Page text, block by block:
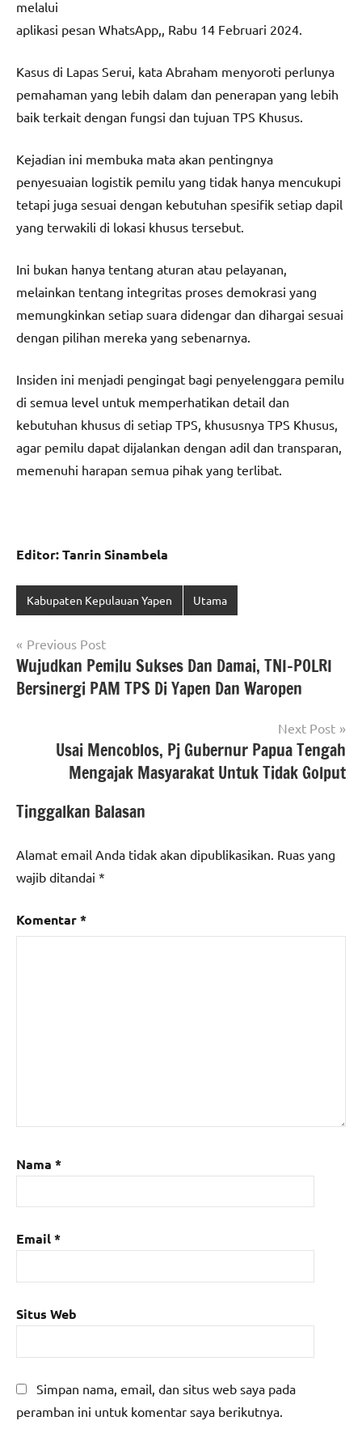
melalui
aplikasi pesan WhatsApp,, Rabu 14 Februari 2024.
Kasus di Lapas Serui, kata Abraham menyoroti perlunya
pemahaman yang lebih dalam dan penerapan yang lebih
baik terkait dengan fungsi dan tujuan TPS Khusus.
Kejadian ini membuka mata akan pentingnya
penyesuaian logistik pemilu yang tidak hanya mencukupi
tetapi juga sesuai dengan kebutuhan spesifik setiap dapil
yang terwakili di lokasi khusus tersebut.
Ini bukan hanya tentang aturan atau pelayanan,
melainkan tentang integritas proses demokrasi yang
memungkinkan setiap suara didengar dan dihargai sesuai
dengan pilihan mereka yang sebenarnya.
Insiden ini menjadi pengingat bagi penyelenggara pemilu
di semua level untuk memperhatikan detail dan
kebutuhan khusus di setiap TPS, khususnya TPS Khusus,
agar pemilu dapat dijalankan dengan adil dan transparan,
memenuhi harapan semua pihak yang terlibat.
Editor: Tanrin Sinambela
Kabupaten Kepulauan Yapen Utama
Navigasi
pos
Previous Post
Wujudkan Pemilu Sukses Dan Damai, TNI-POLRI
Bersinergi PAM TPS Di Yapen Dan Waropen
Next Post
Usai Mencoblos, Pj Gubernur Papua Tengah
Mengajak Masyarakat Untuk Tidak Golput
Tinggalkan Balasan
Alamat email Anda tidak akan dipublikasikan. Ruas yang
wajib ditandai *
Komentar*
Nama *
Email*
Situs Web
Simpan nama, email, dan situs web saya pada
peramban ini untuk komentar saya berikutnya.